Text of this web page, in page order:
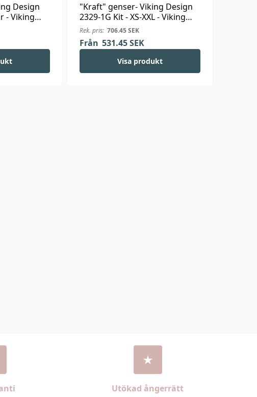
Design
- Viking
"Kraft" genser- Viking Design
2329-1G Kit - XS-XXL - Viking
Wool
Rek. pris: 706.45SEK
Från 531.45SEK
Visa produkt
Utökad ångerrätt